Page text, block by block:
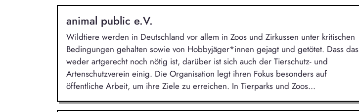
animal public e.V.
Wildtiere werden in Deutschland vor allem in Zoos und Zirkussen unter kritischen
Bedingungen gehalten sowie von Hobbyjäger*innen gejagt und getötet. Dass das
weder artgerecht noch nötig ist, darüber ist sich auch der Tierschutz- und
Artenschutzverein einig. Die Organisation legt ihren Fokus besonders auf
öffentliche Arbeit, um ihre Ziele zu erreichen. In Tierparks und Zoos...